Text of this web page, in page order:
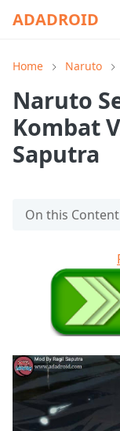
ADADROID
Home Naruto
Naruto
Kombat
Saputra
On this Content